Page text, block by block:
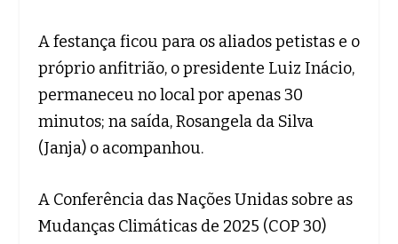
A festança ficou para os aliados petistas e o
próprio anfitrião, o presidente Luiz Inácio,
permaneceu no local por apenas 30
minutos; na saída, Rosangela da Silva
(Janja) o acompanhou.
A Conferência das Nações Unidas sobre as
Mudanças Climáticas de 2025 (COP 30)